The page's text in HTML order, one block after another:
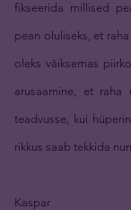
fikseerida millised
pean oluliseks, et
oleks väiksemas
arusaamine, et
teadvusse, kui
rikkus saab tekkida
Kaspar